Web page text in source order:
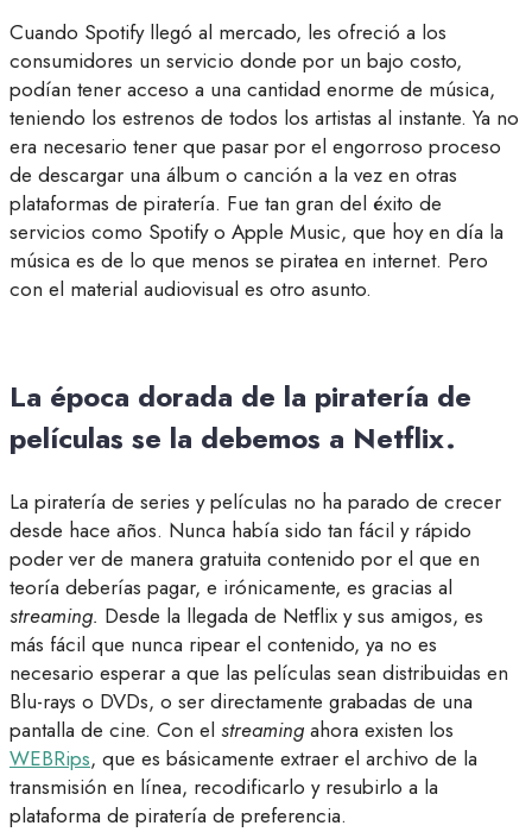
Cuando Spotify llegó al mercado, les ofreció a los
consumidores un servicio donde por un bajo costo,
podían tener acceso a una cantidad enorme de música,
teniendo los estrenos de todos los artistas al instante. Ya no
era necesario tener que pasar por el engorroso proceso
de descargar una álbum o canción a la vez en otras
plataformas de piratería. Fue tan gran del éxito de
servicios como Spotify o Apple Music, que hoy en día la
música es de lo que menos se piratea en internet. Pero
con el material audiovisual es otro asunto.
La época dorada de la piratería de
películas se la debemos a Netflix.
La piratería de series y películas no ha parado de crecer
desde hace años. Nunca había sido tan fácil y rápido
poder ver de manera gratuita contenido por el que en
teoría deberías pagar, e irónicamente, es gracias al
streaming. Desde la llegada de Netflix y sus amigos, es
más fácil que nunca ripear el contenido, ya no es
necesario esperar a que las películas sean distribuidas en
Blu-rays o DVDs, o ser directamente grabadas de una
pantalla de cine. Con el streaming ahora existen los
WEBRips, que es básicamente extraer el archivo de la
transmisión en línea, recodificarlo y resubirlo a la
plataforma de piratería de preferencia.